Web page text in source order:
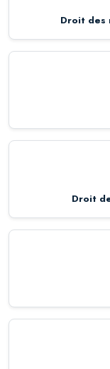
Droit des
Droit